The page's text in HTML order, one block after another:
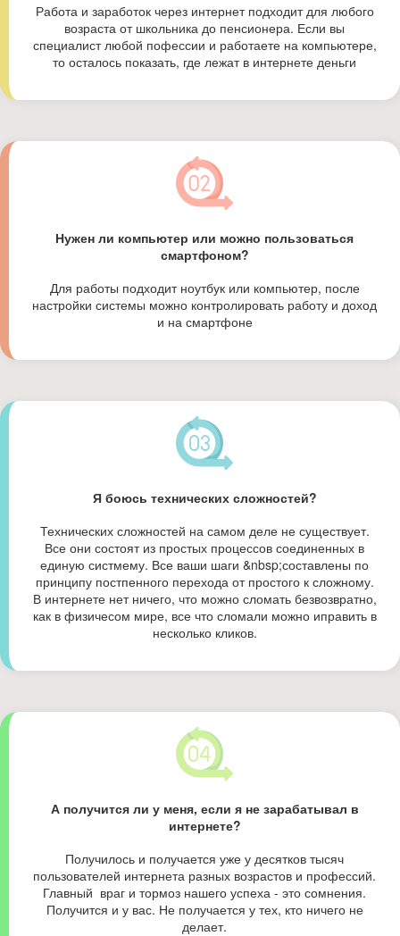
Работа и заработок через интернет подходит для любого
возраста от школьника до пенсионера. Если вы
специалист любой пофессии и работаете на компьютере,
то осталось показать, где лежат в интернете деньги
Нужен ли компьютер или можно пользоваться
смартфоном?
Для работы подходит ноутбук или компьютер, после
настройки системы можно контролировать работу и доход
и на смартфоне
Я боюсь технических сложностей?
Технических сложностей на самом деле не существует.
Все они состоят из простых процессов соединенных в
единую систмему. Все ваши шаги &nbsp;составлены по
принципу постпенного перехода от простого к сложному.
В интернете нет ничего, что можно сломать безвозвратно,
как в физичесом мире, все что сломали можно иправить в
несколько кликов.
А получится ли у меня, если я не зарабатывал в
интернете?
Получилось и получается уже у десятков тысяч
пользователей интернета разных возрастов и профессий.
Главный враг и тормоз нашего успеха - это сомнения.
Получится и у вас. Не получается у тех, кто ничего не
делает.